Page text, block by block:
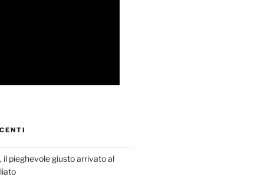
il pieghevole giusto arrivato al